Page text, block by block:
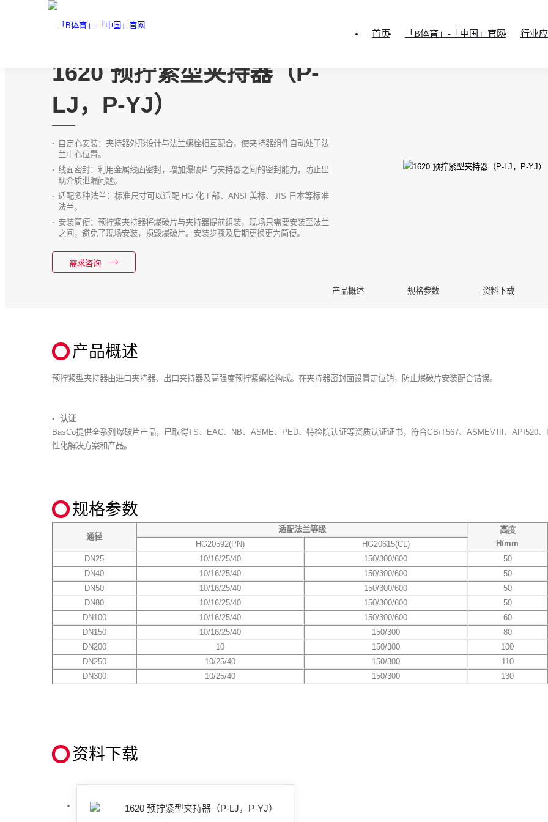
首页 「B体育」-「中国」官网 行业
1620 预拧紧型夹持器（P-
LJ，P-YJ）
自定心安装：夹持器外形设计与法兰螺栓相互配合，使夹持器组件自动处于法
兰中心位置。
线面密封：利用金属线面密封，增加爆破片与夹持器之间的密封能力，防止出
现介质泄漏问题。
适配多种法兰：标准尺寸可以适配 HG 化工部、ANSI 美标、JIS 日本等标准
法兰。
安装简便：预拧紧夹持器将爆破片与夹持器提前组装，现场只需要安装至法兰
之间，避免了现场安装，损毁爆破片。安装步骤及后期更换更为简便。
需求咨询
产品概述 规格参数 资料下载
产品概述
预拧紧型夹持器由进口夹持器、出口夹持器及高强度预拧紧螺栓构成。在夹持器密封面设置定位销，防止爆破片安装配合错误。
认证
BasCo提供全系列爆破片产品，已取得TS、EAC、NB、ASME、PED、特检院认证等资质认证证书，符合GB/T567、ASMEVⅢ、API520
性化解决方案和产品。
规格参数
通径
适配法兰等级
高度
H/mm
HG20592(PN)
HG20615(CL)
DN25
10/16/25/40 150/300/600
50
DN40
10/16/25/40 150/300/600
50
DN50
10/16/25/40 150/300/600
50
DN80
10/16/25/40 150/300/600
50
DN100
10/16/25/40 150/300/600
60
DN150
10/16/25/40 150/300
80
DN200
10 150/300
100
DN250
10/25/40 150/300
110
DN300
10/25/40 150/300 130
资料下载
1620 预拧紧型夹持器（P-LJ，P-YJ）